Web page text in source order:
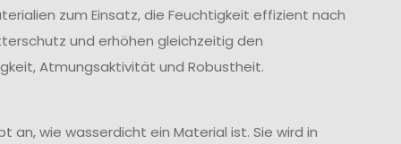
zum Einsatz, die Feuchtigkeit effizient nach
und erhöhen gleichzeitig den
Atmungsaktivität und Robustheit.
an, wie wasserdicht ein Material ist. Sie wird in